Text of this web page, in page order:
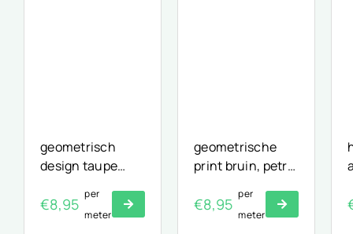
geometrisch
design taupe
€8,95
per
meter
geometrische
print bruin, petrol
€8,95
per
meter